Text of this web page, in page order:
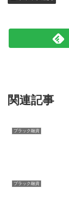
関連記事
ブラック融資
ブラック融資